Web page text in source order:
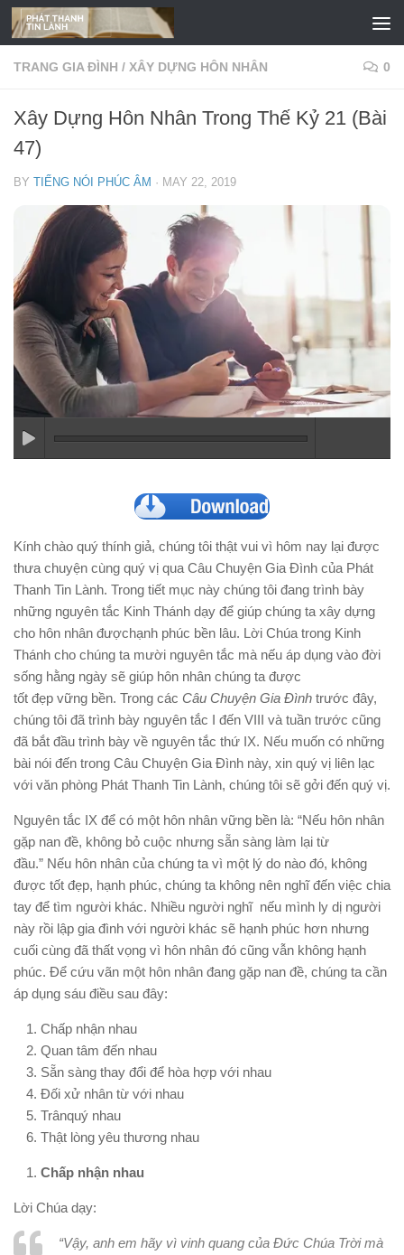
Skip to content
TRANG GIA ĐÌNH / XÂY DỰNG HÔN NHÂN 0
Xây Dựng Hôn Nhân Trong Thế Kỷ 21 (Bài
47)
BY TIẾNG NÓI PHÚC ÂM · MAY 22, 2019
Kính chào quý thính giả, chúng tôi thật vui vì hôm nay lại được
thưa chuyện cùng quý vị qua Câu Chuyện Gia Đình của Phát
Thanh Tin Lành. Trong tiết mục này chúng tôi đang trình bày
những nguyên tắc Kinh Thánh dạy để giúp chúng ta xây dựng
cho hôn nhân đượchạnh phúc bền lâu. Lời Chúa trong Kinh
Thánh cho chúng ta mười nguyên tắc mà nếu áp dụng vào đời
sống hằng ngày sẽ giúp hôn nhân chúng ta được
tốt đẹp vững bền. Trong các Câu Chuyện Gia Đình trước đây,
chúng tôi đã trình bày nguyên tắc I đến VIII và tuần trước cũng
đã bắt đầu trình bày về nguyên tắc thứ IX. Nếu muốn có những
bài nói đến trong Câu Chuyện Gia Đình này, xin quý vị liên lạc
với văn phòng Phát Thanh Tin Lành, chúng tôi sẽ gởi đến quý vị.
Nguyên tắc IX để có một hôn nhân vững bền là: “Nếu hôn nhân
gặp nan đề, không bỏ cuộc nhưng sẵn sàng làm lại từ
đầu.” Nếu hôn nhân của chúng ta vì một lý do nào đó, không
được tốt đẹp, hạnh phúc, chúng ta không nên nghĩ đến việc chia
tay để tìm người khác. Nhiều người nghĩ nếu mình ly dị người
này rồi lập gia đình với người khác sẽ hạnh phúc hơn nhưng
cuối cùng đã thất vọng vì hôn nhân đó cũng vẫn không hạnh
phúc. Để cứu vãn một hôn nhân đang gặp nan đề, chúng ta cần
áp dụng sáu điều sau đây:
Chấp nhận nhau
Quan tâm đến nhau
Sẵn sàng thay đổi để hòa hợp với nhau
Đối xử nhân từ với nhau
Trânquý nhau
Thật lòng yêu thương nhau
Chấp nhận nhau
Lời Chúa dạy:
“Vậy, anh em hãy vì vinh quang của Đức Chúa Trời mà